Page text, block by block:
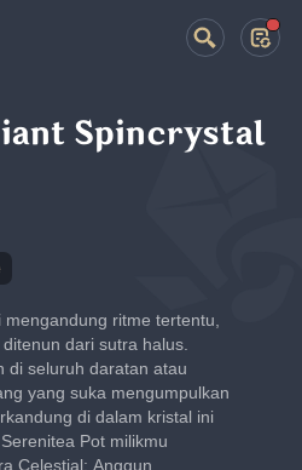
Spincrystal
ritme tertentu,
dari sutra halus.
di seluruh daratan atau
yang suka mengumpulkan
di dalam kristal ini
Pot milikmu
Celestial: Anggun